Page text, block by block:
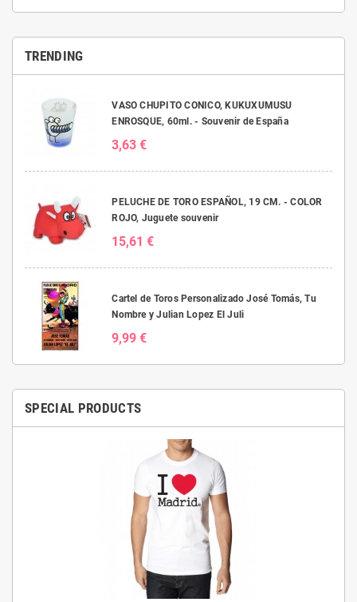
TRENDING
VASO CHUPITO CONICO, KUKUXUMUSU
ENROSQUE, 60ml. - Souvenir de España
3,63 €
PELUCHE DE TORO ESPAÑOL, 19 CM. - COLOR
ROJO, Juguete souvenir
15,61 €
Cartel de Toros Personalizado José Tomás, Tu
Nombre y Julian Lopez El Juli
9,99 €
SPECIAL PRODUCTS